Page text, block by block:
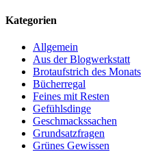
Kategorien
Allgemein
Aus der Blogwerkstatt
Brotaufstrich des Monats
Bücherregal
Feines mit Resten
Gefühlsdinge
Geschmackssachen
Grundsatzfragen
Grünes Gewissen